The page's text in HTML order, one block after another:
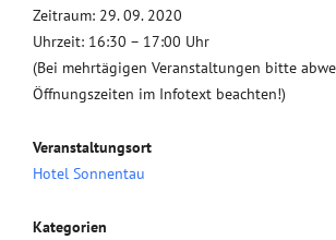
Zeitraum: 29. 09. 2020
Uhrzeit: 16:30 – 17:00 Uhr
(Bei mehrtägigen Veranstaltungen bitte
Öffnungszeiten im Infotext beachten!)
Veranstaltungsort
Hotel Sonnentau
Kategorien